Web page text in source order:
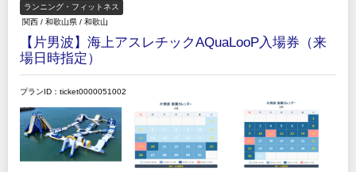
ランニング・フィットネス
関西 / 和歌山県 / 和歌山
【片男波】海上アスレチックAQuaLooP入場券（来
場日時指定）
プランID：ticket0000051002